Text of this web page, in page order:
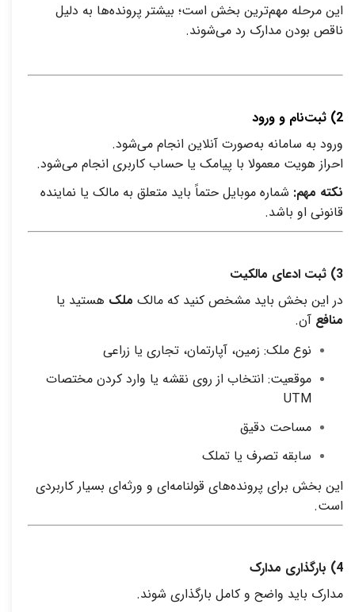
این مرحله مهم‌ترین بخش است؛ بیشتر پرونده‌ها به دلیل
ناقص بودن مدارک رد می‌شوند.
2) ثبت‌نام و ورود
ورود به سامانه به‌صورت آنلاین انجام می‌شود.
احراز هویت معمولا با پیامک یا حساب کاربری انجام می‌شود.
نکته مهم: شماره موبایل حتماً باید متعلق به مالک یا نماینده
قانونی او باشد.
3) ثبت ادعای مالکیت
در این بخش باید مشخص کنید که مالک ملک هستید یا
منافع آن.
نوع ملک: زمین، آپارتمان، تجاری یا زراعی
موقعیت: انتخاب از روی نقشه یا وارد کردن مختصات
UTM
مساحت دقیق
سابقه تصرف یا تملک
این بخش برای پرونده‌های قولنامه‌ای و ورثه‌ای بسیار کاربردی
است.
4) بارگذاری مدارک
مدارک باید واضح و کامل بارگذاری شوند.